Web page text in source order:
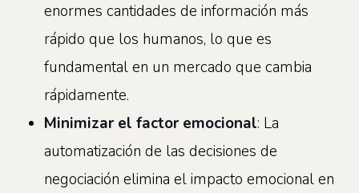
enormes cantidades de información más
rápido que los humanos, lo que es
fundamental en un mercado que cambia
rápidamente.
Minimizar el factor emocional: La
automatización de las decisiones de
negociación elimina el impacto emocional en